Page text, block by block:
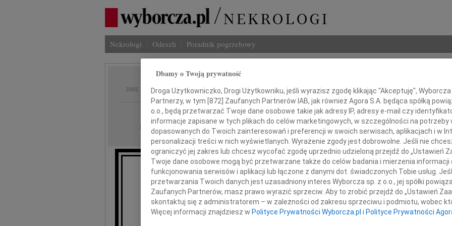
Nekrologi Odeszli Poradnik pogrzebowy
IMIĘ I NAZWISKO: Barbara Wydmańska
REGION: Warszawa
DATA EMISJI: 12.09.2009
Dnia 9 września 2009 roku
w wieku 59 lat zmarła
INNE
3
Z
Z
Z
Dbamy o Twoją prywatność
Droga Użytkowniczko, Drogi Użytkowniku, jeśli wyrazisz zgodę klikając "Akceptuję",
Partnerzy, w tym [ 872 ] Zaufanych Partnerów IAB, jak również Agora S.A. będąca spółką
o.o., będą przetwarzać Twoje dane osobowe takie jak adresy IP, adresy e-mail czy
informacje zapisane w tych plikach do celów marketingowych, w szczególności na potrzeby
dopasowanych do Twoich zainteresowań i preferencji w swoich serwisach, aplikacjach i w
personalizacji treści w nich wyświetlanych. Wyrażenie zgody jest dobrowolne. Jeśli nie
ograniczyć jej zakres lub chcesz wycofać zgodę uprzednio udzieloną przejdź do „Ustawień
Twoje dane osobowe mogą być przetwarzane także do celów badania i mierzenia
funkcjonowania serwisów i aplikacji lub łączone z danymi dot. świadczonych Tobie usług.
przetwarzania Twoich danych jest uzasadniony interes Wyborcza sp. z o.o., jej spółki
Zaufanych Partnerów, masz prawo wyrazić sprzeciw. Aby to zrobić przejdź do „Ustawień
skontaktuj się z administratorem – w zależności od zakresu sprzeciwu i podmiotu, wobec
Więcej informacji znajdziesz w Polityce Prywatności Wyborcza.pl i Polityce Prywatności